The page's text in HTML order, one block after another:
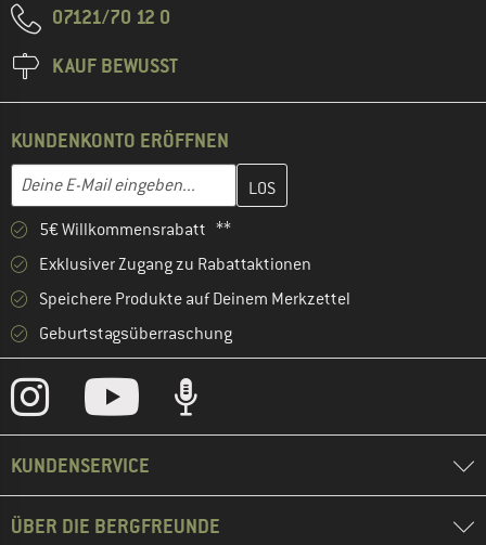
07121/70 12 0
KAUF BEWUSST
KUNDENKONTO ERÖFFNEN
E-Mail-Adresse
Gib hier deine E-Mail-Adresse ein und erstelle im nächsten
5€ Willkommensrabatt **
Exklusiver Zugang zu Rabattaktionen
Speichere Produkte auf Deinem Merkzettel
Geburtstagsüberraschung
KUNDENSERVICE
ÜBER DIE BERGFREUNDE